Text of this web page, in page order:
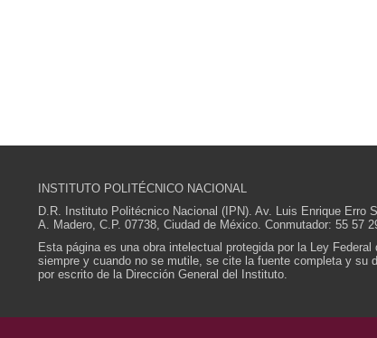
INSTITUTO POLITÉCNICO NACIONAL
D.R. Instituto Politécnico Nacional (IPN). Av. Luis Enrique Erro
A. Madero, C.P. 07738, Ciudad de México. Conmutador: 55 57
Esta página es una obra intelectual protegida por la Ley
siempre y cuando no se mutile, se cite la fuente completa y su
por escrito de la Dirección General del Instituto.